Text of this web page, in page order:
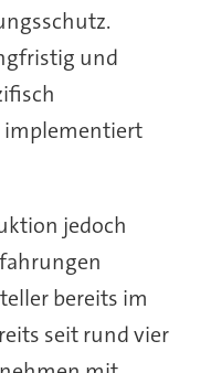
und
implementiert
jedoch
bereits im
seit rund vier